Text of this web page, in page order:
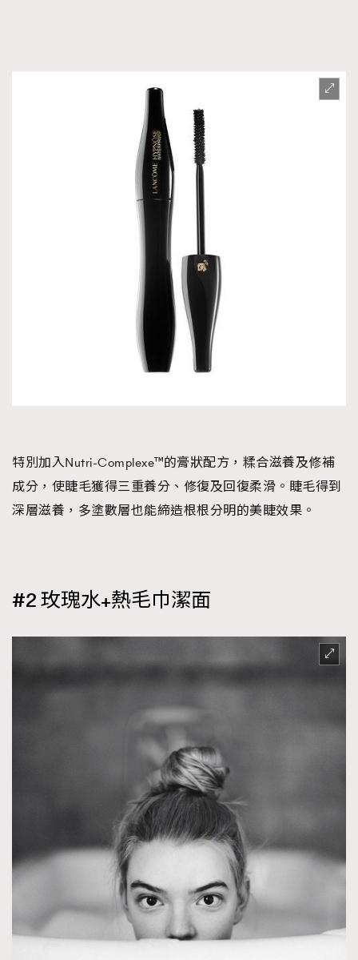
特別加入Nutri-Complexe™的膏狀配方，糅合滋養及修補
成分，使睫毛獲得三重養分、修復及回復柔滑。睫毛得到
深層滋養，多塗數層也能締造根根分明的美睫效果。
#2 玫瑰水+熱毛巾潔面